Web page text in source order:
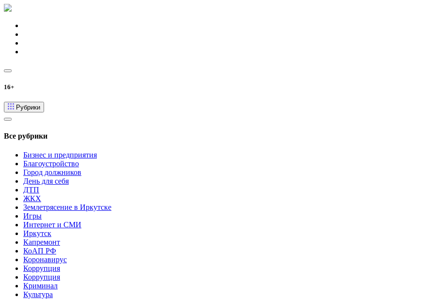
16+
Рубрики
Все рубрики
Бизнес и предприятия
Благоустройство
Город должников
День для себя
ДТП
ЖКХ
Землетрясение в Иркутске
Игры
Интернет и СМИ
Иркутск
Капремонт
КоАП РФ
Коронавирус
Коррупция
Коррупция
Криминал
Культура